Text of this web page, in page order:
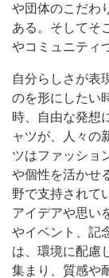
や団体のこだわ
ある。そしてそ
やコミュニティ
自分らしさが表
のを形にしたい
時、自由な発想
ャツが、人々の
ツはファッショ
や個性を活かせ
野で支持されて
アイデアや思い
やイベント、記
は、環境に配慮
集まり、質感や